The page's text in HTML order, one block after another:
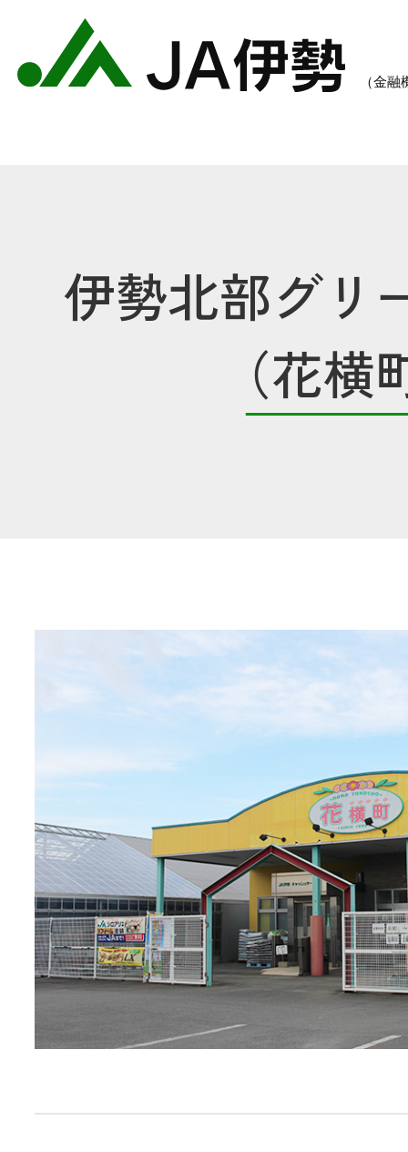
農業のご案内 各種手数料一覧 各
農業
JA共済
くらし
JA伊勢について
伊勢北部グリ
（花横